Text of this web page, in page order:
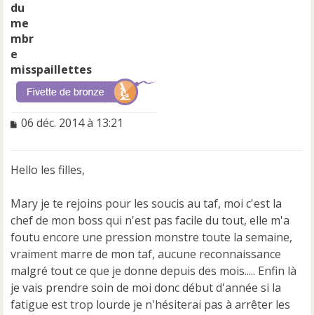
misspaillettes
M
a
e
n
o
n
l
u
06 déc. 2014 à 13:21
Hello les filles,
Mary je te rejoins pour les soucis au taf, moi c'est la
chef de mon boss qui n'est pas facile du tout, elle m'a
foutu encore une pression monstre toute la semaine,
vraiment marre de mon taf, aucune reconnaissance
malgré tout ce que je donne depuis des mois..... Enfin là
je vais prendre soin de moi donc début d'année si la
fatigue est trop lourde je n'hésiterai pas à arrêter les